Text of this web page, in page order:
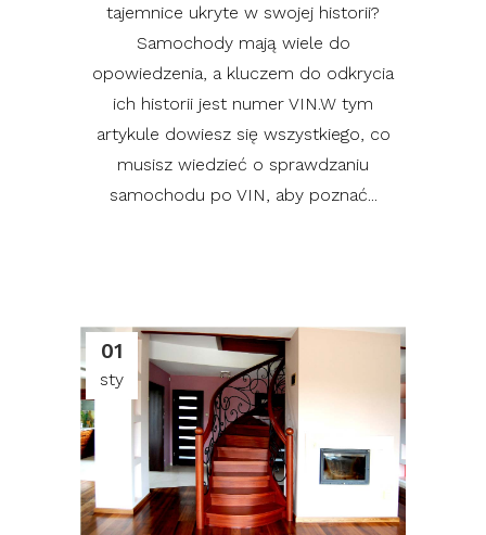
tajemnice ukryte w swojej historii?
Samochody mają wiele do
opowiedzenia, a kluczem do odkrycia
ich historii jest numer VIN.W tym
artykule dowiesz się wszystkiego, co
musisz wiedzieć o sprawdzaniu
samochodu po VIN, aby poznać...
01
sty